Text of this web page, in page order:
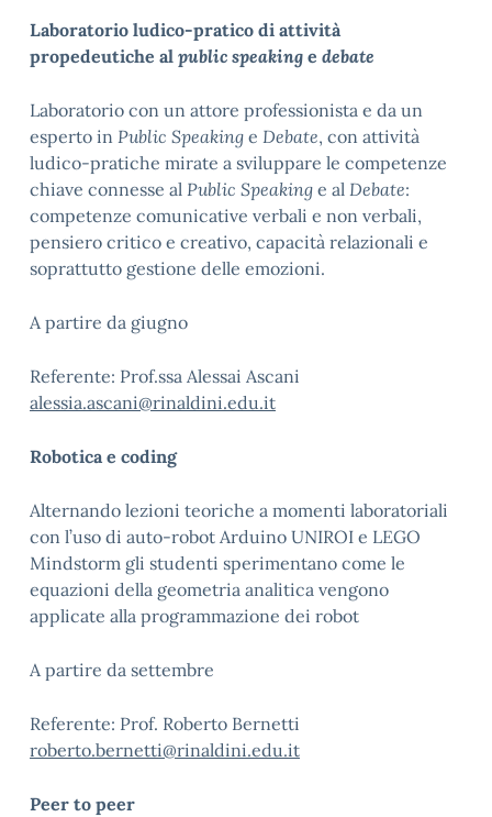
Laboratorio ludico-pratico di attività
propedeutiche al public speaking e debate
Laboratorio con un attore professionista e da un
esperto in Public Speaking e Debate, con attività
ludico-pratiche mirate a sviluppare le competenze
chiave connesse al Public Speaking e al Debate:
competenze comunicative verbali e non verbali,
pensiero critico e creativo, capacità relazionali e
soprattutto gestione delle emozioni.
A partire da giugno
Referente: Prof.ssa Alessai Ascani
alessia.ascani@rinaldini.edu.it
Robotica e coding
Alternando lezioni teoriche a momenti laboratoriali
con l’uso di auto-robot Arduino UNIROI e LEGO
Mindstorm gli studenti sperimentano come le
equazioni della geometria analitica vengono
applicate alla programmazione dei robot
A partire da settembre
Referente: Prof. Roberto Bernetti
roberto.bernetti@rinaldini.edu.it
Peer to peer